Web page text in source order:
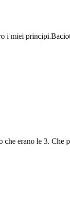
i miei
che erano le 3. Che